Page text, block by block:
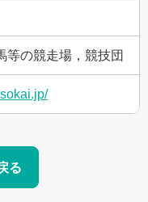
等の競走場，競技団
る